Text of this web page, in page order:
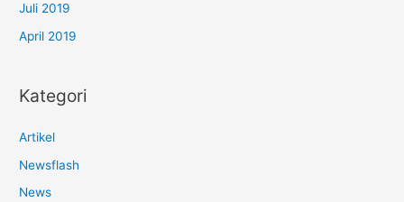
Juli 2019
April 2019
Kategori
Artikel
Newsflash
News